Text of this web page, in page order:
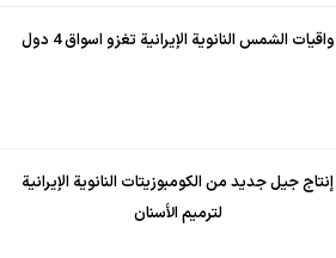
واقيات الشمس النانوية الإيرانية تغزو اسواق 4 دول
إنتاج جيل جديد من الكومبوزيتات النانوية الإيرانية
لترميم الأسنان